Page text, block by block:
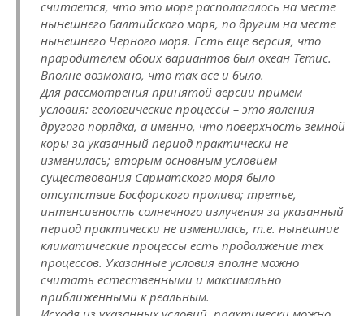
считается, что это море располагалось на месте
нынешнего Балтийского моря, по другим на месте
нынешнего Черного моря. Есть еще версия, что
прародителем обоих вариантов был океан Тетис.
Вполне возможно, что так все и было.
Для рассмотрения принятой версии примем
условия: геологические процессы – это явления
другого порядка, а именно, что поверхность земной
коры за указанный период практически не
изменилась; вторым основным условием
существования Сарматского моря было
отсутствие Босфорского пролива; третье,
интенсивность солнечного излучения за указанный
период практически не изменилась, т.е. нынешние
климатические процессы есть продолжение тех
процессов. Указанные условия вполне можно
считать естественными и максимально
приближенными к реальным.